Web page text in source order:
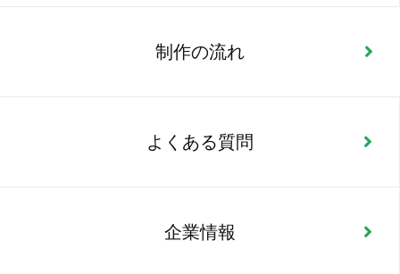
制作の流れ
よくある質問
企業情報